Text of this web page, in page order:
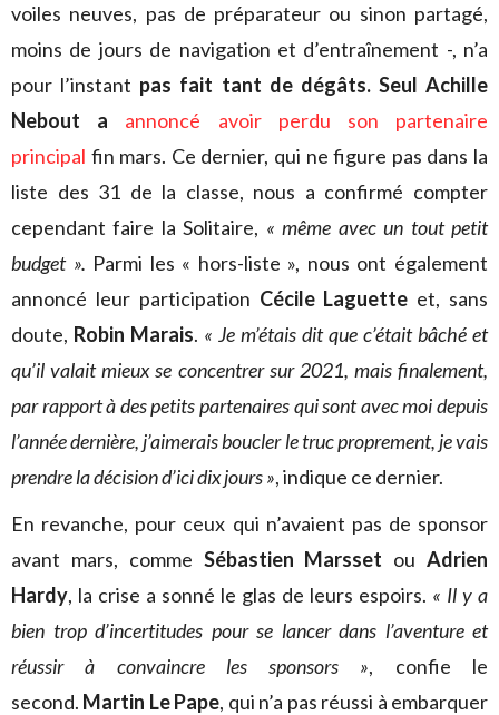
voiles neuves, pas de préparateur ou sinon partagé,
moins de jours de navigation et d’entraînement -, n’a
pour l’instant pas fait tant de dégâts. Seul Achille
Nebout a annoncé avoir perdu son partenaire
principal fin mars. Ce dernier, qui ne figure pas dans la
liste des 31 de la classe, nous a confirmé compter
cependant faire la Solitaire, « même avec un tout petit
budget ». Parmi les « hors-liste », nous ont également
annoncé leur participation Cécile Laguette et, sans
doute, Robin Marais. « Je m’étais dit que c’était bâché et
qu’il valait mieux se concentrer sur 2021, mais finalement,
par rapport à des petits partenaires qui sont avec moi depuis
l’année dernière, j’aimerais boucler le truc proprement, je vais
prendre la décision d’ici dix jours », indique ce dernier.
En revanche, pour ceux qui n’avaient pas de sponsor
avant mars, comme Sébastien Marsset ouAdrien
Hardy, la crise a sonné le glas de leurs espoirs. « Il y a
bien trop d’incertitudes pour se lancer dans l’aventure et
réussir à convaincre les sponsors », confie le
second. Martin Le Pape, qui n’a pas réussi à embarquer